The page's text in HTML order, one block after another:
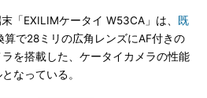
「EXILIMケータイ W53CA」は、
既
で28ミリの広角レンズにAF付きの
を搭載した、ケータイカメラの性能
なっている。